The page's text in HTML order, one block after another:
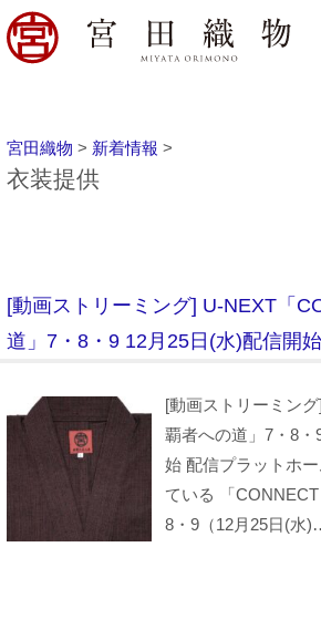
宮田織物 > 新着情報 >
衣装提供
[動画ストリーミング] U-NEXT「
道」7・8・9 12月25日(水)配信開始
[動画ストリーミン
覇者への道」7・8・
始 配信プラットホ
ている 「CONNECT
8・9（12月25日(水